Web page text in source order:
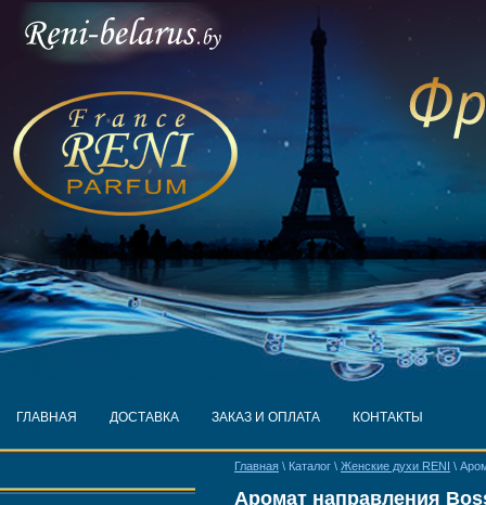
ГЛАВНАЯ ДОСТАВКА ЗАКАЗ И ОПЛАТА КОНТАКТЫ
Главная \ Каталог \ Женские духи RENI \
Аромат направления